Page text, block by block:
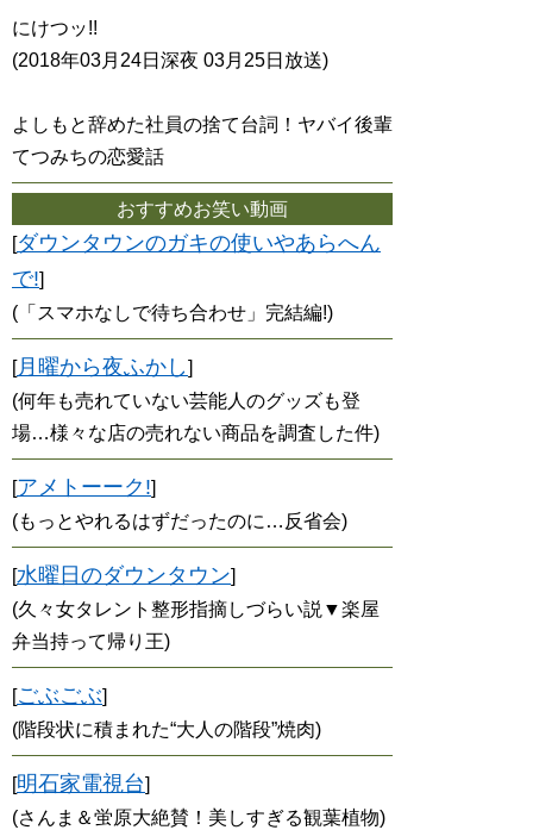
にけつッ!!
(2018年03月24日深夜 03月25日放送)
よしもと辞めた社員の捨て台詞！ヤバイ後輩
てつみちの恋愛話
おすすめお笑い動画
[ダウンタウンのガキの使いやあらへん
で!]
(「スマホなしで待ち合わせ」完結編!)
[月曜から夜ふかし]
(何年も売れていない芸能人のグッズも登
場…様々な店の売れない商品を調査した件)
[アメトーーク!]
(もっとやれるはずだったのに…反省会)
[水曜日のダウンタウン]
(久々女タレント整形指摘しづらい説▼楽屋
弁当持って帰り王)
[ごぶごぶ]
(階段状に積まれた“大人の階段”焼肉)
[明石家電視台]
(さんま＆蛍原大絶賛！美しすぎる観葉植物)